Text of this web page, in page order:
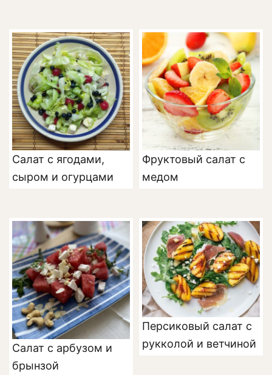
Салат с ягодами,
сыром и огурцами
Фруктовый салат с
медом
Салат с арбузом и
брынзой
Персиковый салат с
рукколой и ветчиной